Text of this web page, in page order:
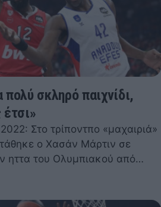
σκληρό παιχνίδι,
Στο τρίποντπο «μαχαιριά»
ο Χασάν Μάρτιν σε
ηττα του Ολυμπιακού από…